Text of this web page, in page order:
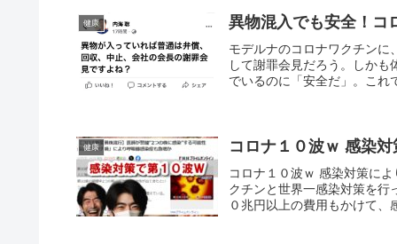
健康 異物混入でも安全！コ
モデルナのコロナワクチンに
して謝罪会見だろう。しか
でいるのに「安全だ」。これ
健康 コロナ１０波ｗ 感染
コロナ１０波ｗ 感染対策に
クチンと世界一感染対策を行
０兆円以上の費用もかけて